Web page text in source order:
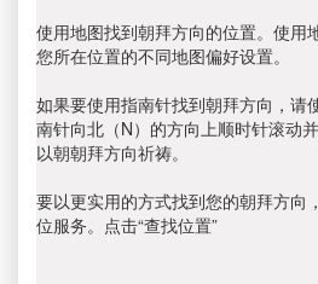
使用地图找到朝拜方向的位置。使用
您所在位置的不同地图偏好设置。
如果要使用指南针找到朝拜方向，请
南针向北（N）的方向上顺时针滚动
以朝朝拜方向祈祷。
要以更实用的方式找到您的朝拜方向
位服务。点击“查找位置”